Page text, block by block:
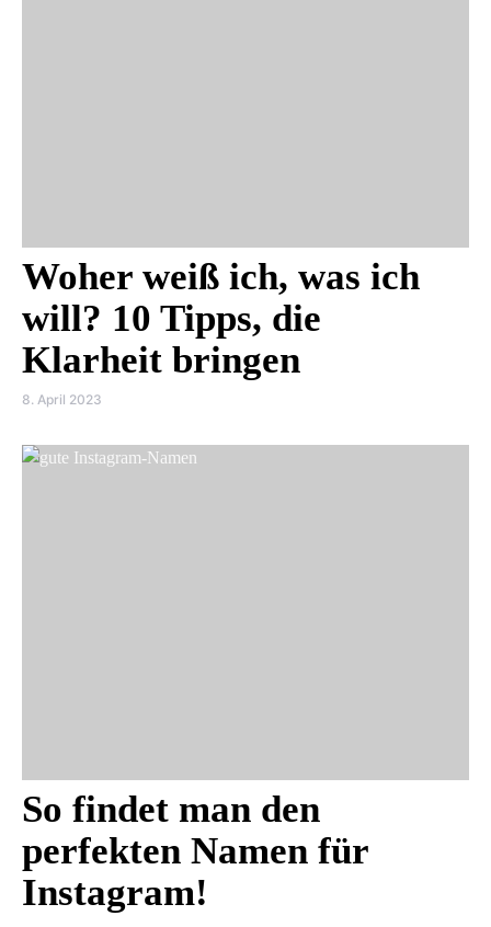
Woher weiß ich, was ich
will? 10 Tipps, die
Klarheit bringen
8. April 2023
So findet man den
perfekten Namen für
Instagram!